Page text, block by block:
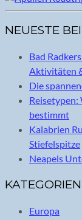
NEUESTE
Bad
Aktivitäten
Die
Reisetypen:
bestimmt
Kalabrien
Stiefelspitze
Neapels
KATEGORIEN
Europa